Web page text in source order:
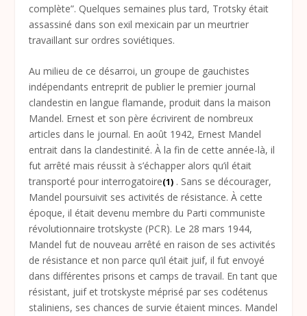
complète”. Quelques semaines plus tard, Trotsky était
assassiné dans son exil mexicain par un meurtrier
travaillant sur ordres soviétiques.
Au milieu de ce désarroi, un groupe de gauchistes
indépendants entreprit de publier le premier journal
clandestin en langue flamande, produit dans la maison
Mandel. Ernest et son père écrivirent de nombreux
articles dans le journal. En août 1942, Ernest Mandel
entrait dans la clandestinité. À la fin de cette année-là, il
fut arrêté mais réussit à s’échapper alors qu’il était
transporté pour interrogatoire(1) . Sans se décourager,
Mandel poursuivit ses activités de résistance. À cette
époque, il était devenu membre du Parti communiste
révolutionnaire trotskyste (PCR). Le 28 mars 1944,
Mandel fut de nouveau arrêté en raison de ses activités
de résistance et non parce qu’il était juif, il fut envoyé
dans différentes prisons et camps de travail. En tant que
résistant, juif et trotskyste méprisé par ses codétenus
staliniens, ses chances de survie étaient minces. Mandel